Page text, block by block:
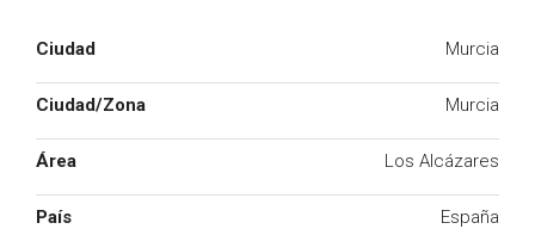
Ciudad Murcia
Ciudad/Zona Murcia
Área Los Alcázares
País España